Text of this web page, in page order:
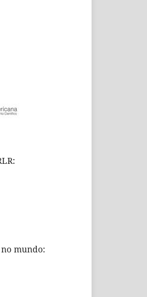
mundo: